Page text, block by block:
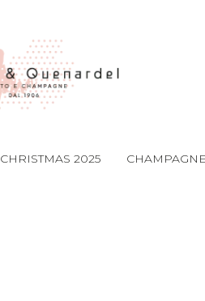
CHRISTMAS 2025